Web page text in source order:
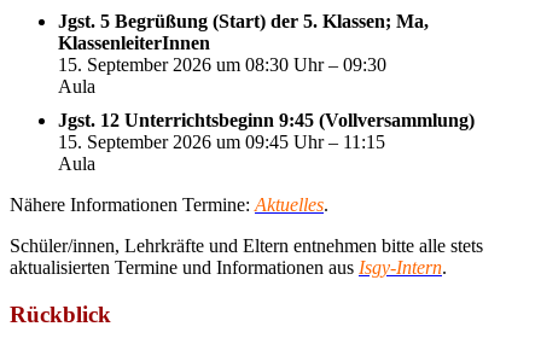
Jgst. 5 Begrüßung (Start) der 5. Klassen; Ma,
KlassenleiterInnen
15. September 2026 um 08:30 Uhr – 09:30
Aula
Jgst. 12 Unterrichtsbeginn 9:45 (Vollversammlung)
15. September 2026 um 09:45 Uhr – 11:15
Aula
Nähere Informationen Termine: Aktuelles.
Schüler/innen, Lehrkräfte und Eltern entnehmen bitte alle stets
aktualisierten Termine und Informationen aus Isgy-Intern.
Rückblick